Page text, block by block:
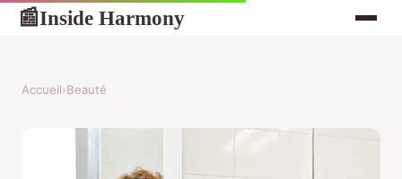
📰Inside Harmony
Accueil›Beauté